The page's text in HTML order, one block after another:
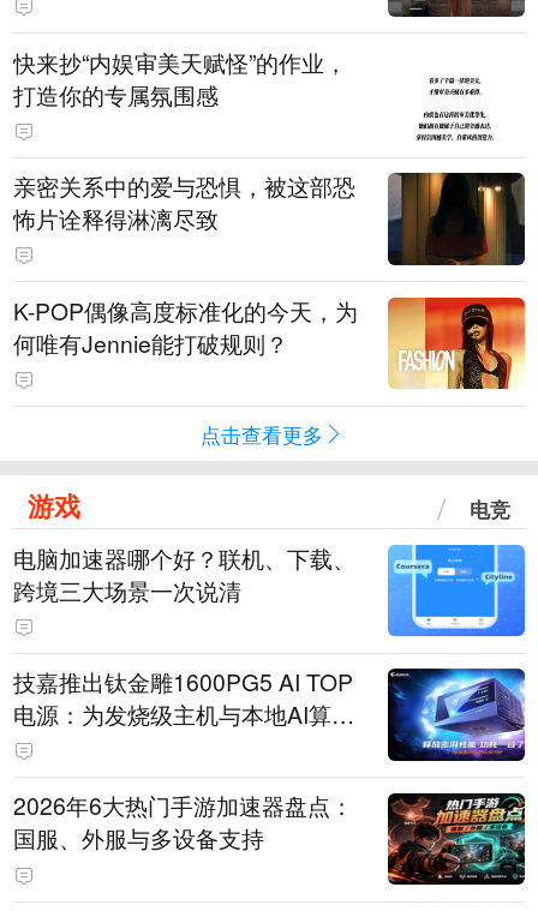
快来抄“内娱审美天赋怪”的作业，
打造你的专属氛围感
亲密关系中的爱与恐惧，被这部恐
怖片诠释得淋漓尽致
K-POP偶像高度标准化的今天，为
何唯有Jennie能打破规则？
点击查看更多
游戏 电竞
电脑加速器哪个好？联机、下载、
跨境三大场景一次说清
技嘉推出钛金雕1600PG5 AI TOP
电源：为发烧级主机与本地AI算力
打造旗舰供电方案
2026年6大热门手游加速器盘点：
国服、外服与多设备支持